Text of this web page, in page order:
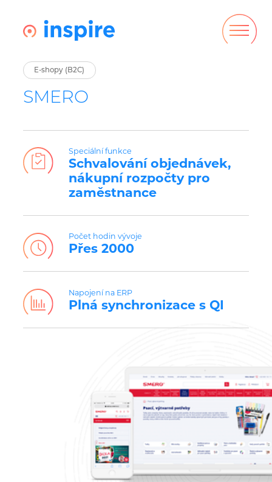
E-shopy (B2C)
SMERO
Speciální funkce
Schvalování objednávek,
nákupní rozpočty pro
zaměstnance
Počet hodin vývoje
Přes 2000
Napojení na ERP
Plná synchronizace s QI